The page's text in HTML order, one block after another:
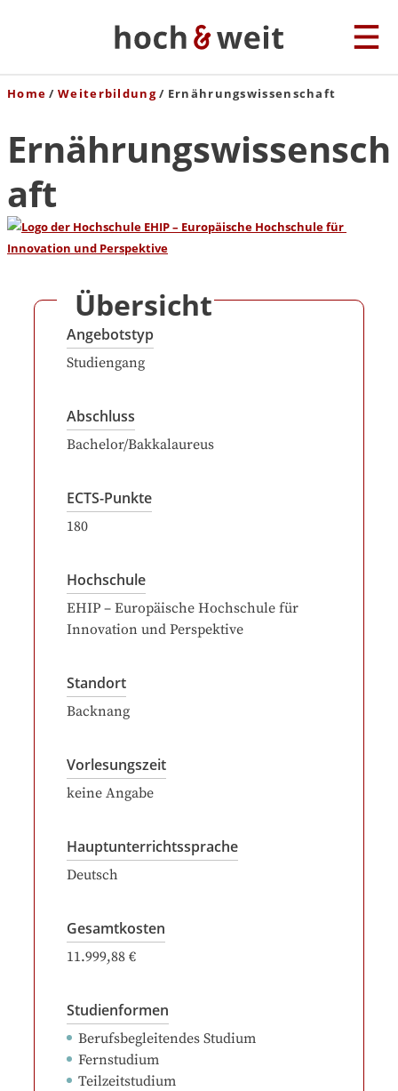
Home Weiterbildung Ernährungswissenschaft
Ernährungswissensch
aft
Übersicht
Angebotstyp
Studiengang
Abschluss
Bachelor/Bakkalaureus
ECTS-Punkte
180
Hochschule
EHIP – Europäische Hochschule für
Innovation und Perspektive
Standort
Backnang
Vorlesungszeit
keine Angabe
Hauptunterrichtssprache
Deutsch
Gesamtkosten
11.999,88 €
Studienformen
Berufsbegleitendes Studium
Fernstudium
Teilzeitstudium